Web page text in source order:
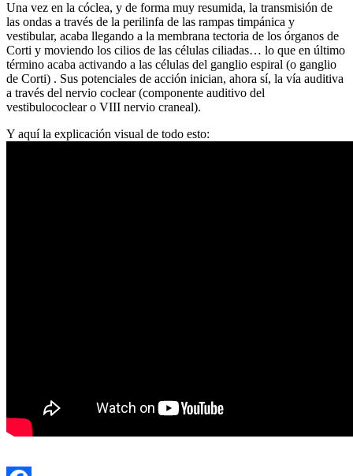
Una vez en la cóclea, y de forma muy resumida, la transmisión de
las ondas a través de la perilinfa de las rampas timpánica y
vestibular, acaba llegando a la membrana tectoria de los órganos de
Corti y moviendo los cilios de las células ciliadas… lo que en último
término acaba activando a las células del ganglio espiral (o ganglio
de Corti) . Sus potenciales de acción inician, ahora sí, la vía auditiva
a través del nervio coclear (componente auditivo del
vestibulococlear o VIII nervio craneal).
Y aquí la explicación visual de todo esto: